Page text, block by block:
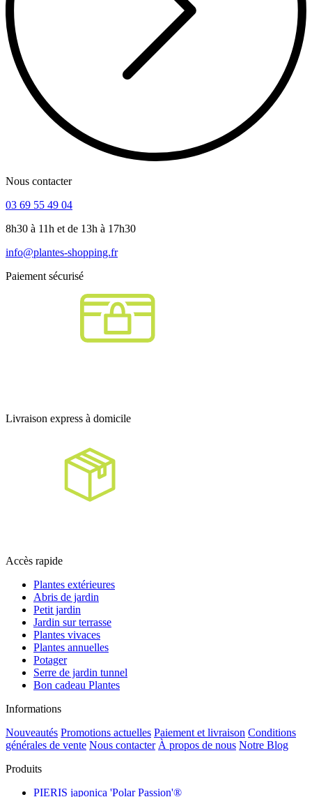
Nous contacter
03 69 55 49 04
8h30 à 11h et de 13h à 17h30
info@plantes-shopping.fr
Paiement sécurisé
Livraison express à domicile
Accès rapide
Plantes extérieures
Abris de jardin
Petit jardin
Jardin sur terrasse
Plantes vivaces
Plantes annuelles
Potager
Serre de jardin tunnel
Bon cadeau Plantes
Informations
Nouveautés Promotions actuelles Paiement et livraison Conditions
générales de vente Nous contacter À propos de nous Notre Blog
Produits
PIERIS japonica 'Polar Passion'®